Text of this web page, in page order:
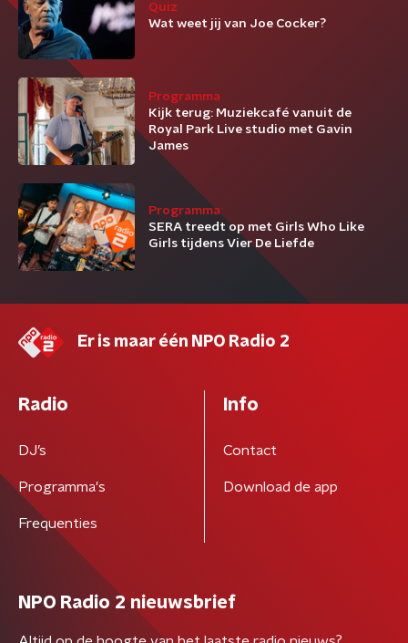
Quiz
Wat weet jij van Joe Cocker?
Programma
Kijk terug: Muziekcafé vanuit de
Royal Park Live studio met Gavin
James
Programma
SERA treedt op met Girls Who Like
Girls tijdens Vier De Liefde
Er is maar één NPO Radio 2
Radio
DJ’s
Programma's
Frequenties
Info
Contact
Download de app
NPO Radio 2 nieuwsbrief